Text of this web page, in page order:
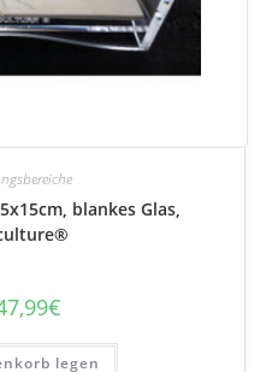
blankes Glas,
Der
Preis
betrug:
€
Der
Preis
beträgt:legen